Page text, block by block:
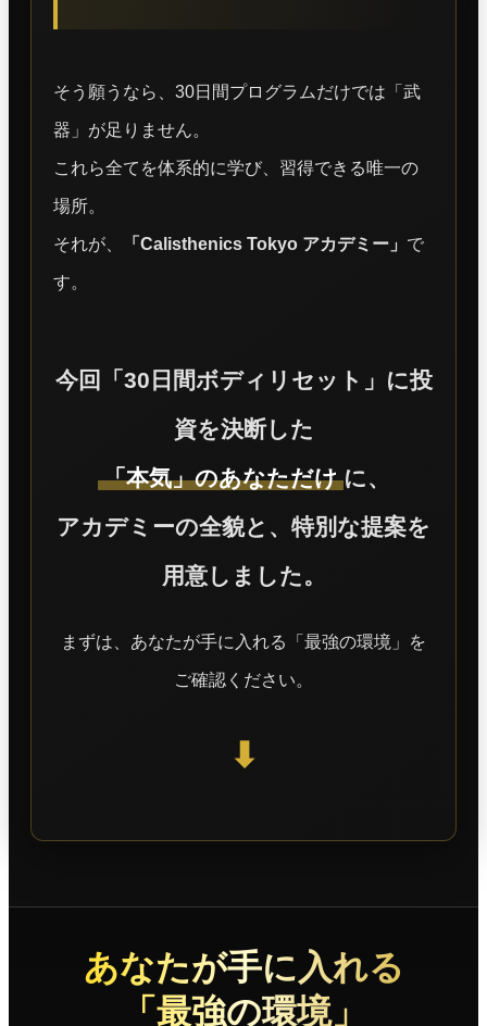
そう願うなら、30日間プログラムだけでは「武
器」が足りません。
これら全てを体系的に学び、習得できる唯一の
場所。
それが、 「Calisthenics Tokyo アカデミー」 で
す。
今回「30日間ボディリセット」に投
資を決断した
「本気」のあなただけ に、
アカデミーの全貌と、特別な提案を
用意しました。
まずは、あなたが手に入れる「最強の環境」を
ご確認ください。
⬇
あなたが手に入れる
「最強の環境」